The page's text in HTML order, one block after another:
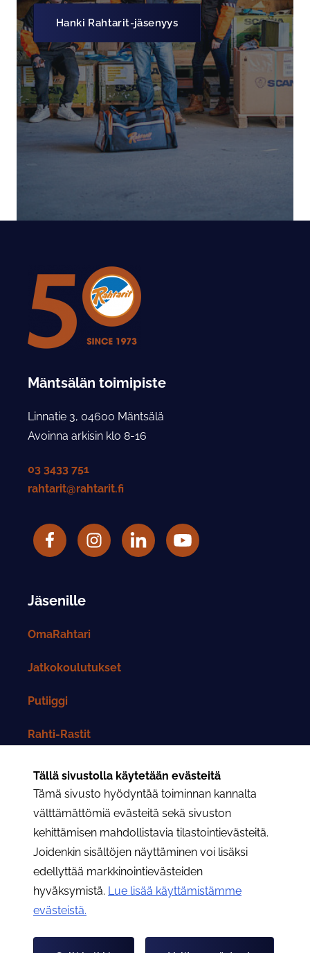
Tällä sivustolla käytetään evästeitä
Tämä sivusto hyödyntää toiminnan kannalta
välttämättömiä evästeitä sekä sivuston
kehittämisen mahdollistavia tilastointievästeitä.
Joidenkin sisältöjen näyttäminen voi lisäksi
edellyttää markkinointievästeiden
hyväksymistä. Lue lisää käyttämistämme
evästeistä.​​​​​​
Hanki Rahtarit-jäsenyys
Mäntsälän toimipiste
Linnatie 3, 04600 Mäntsälä
Avoinna arkisin klo 8-16
03 3433 751
rahtarit@rahtarit.fi
FacebookRahtarit ry Instagram-tili
LinkedIn Rahtarit ry YouTube-tili
Jäsenille
OmaRahtari
Jatkokoulutukset
Putiiggi
Rahti-Rastit
Yhteystiedot
Osastojen yhteystiedot
Hae